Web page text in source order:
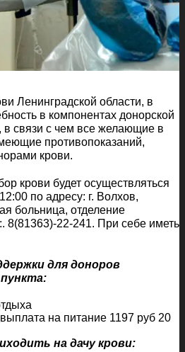
Ленинградской области, в
в компонентах донорской
в связи с чем все желающие в
противопоказаний,
крови.
крови будет осуществляться
по адресу: г. Волхов,
больница, отделение
8(81363)-22-241. При себе иметь
для доноров
на питание 1197 руб 20
на дачу крови: